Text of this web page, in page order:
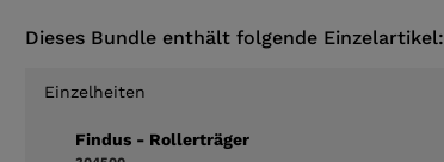
Dieses Bundle enthält folgende Einzelartikel:
Einzelheiten
Findus - Rollerträger